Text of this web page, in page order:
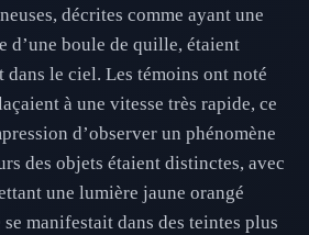
décrites comme ayant une
d’une boule de quille, étaient
dans le ciel. Les témoins ont noté
à une vitesse très rapide, ce
d’observer un phénomène
des objets étaient distinctes, avec
une lumière jaune orangé
manifestait dans des teintes plus